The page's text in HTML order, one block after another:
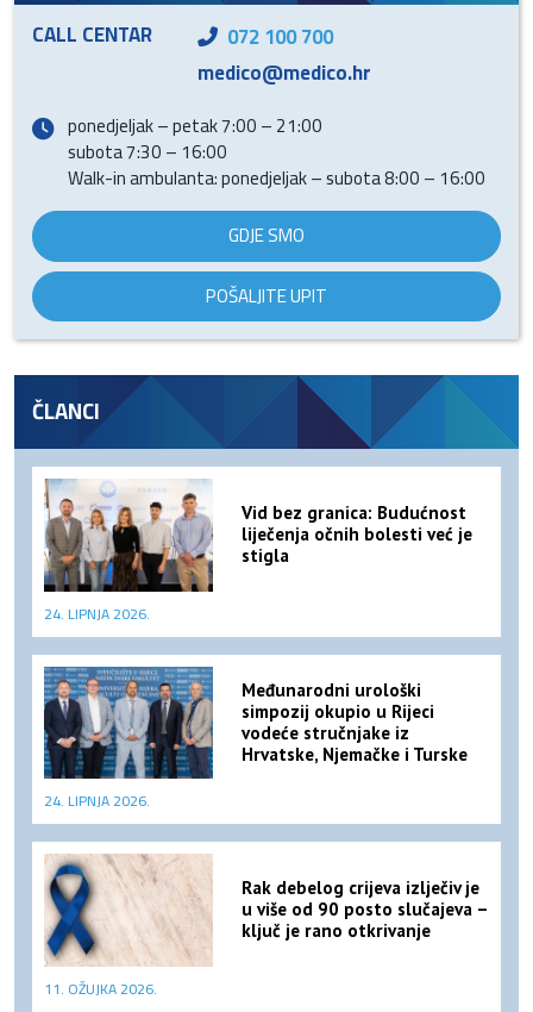
CALL CENTAR
072 100 700
medico@medico.hr
ponedjeljak – petak 7:00 – 21:00
subota 7:30 – 16:00
Walk-in ambulanta: ponedjeljak – subota 8:00 – 16:00
GDJE SMO
POŠALJITE UPIT
ČLANCI
Vid bez granica: Budućnost
liječenja očnih bolesti već je
stigla
24. LIPNJA 2026.
Međunarodni urološki
simpozij okupio u Rijeci
vodeće stručnjake iz
Hrvatske, Njemačke i Turske
24. LIPNJA 2026.
Rak debelog crijeva izlječiv je
u više od 90 posto slučajeva –
ključ je rano otkrivanje
11. OŽUJKA 2026.